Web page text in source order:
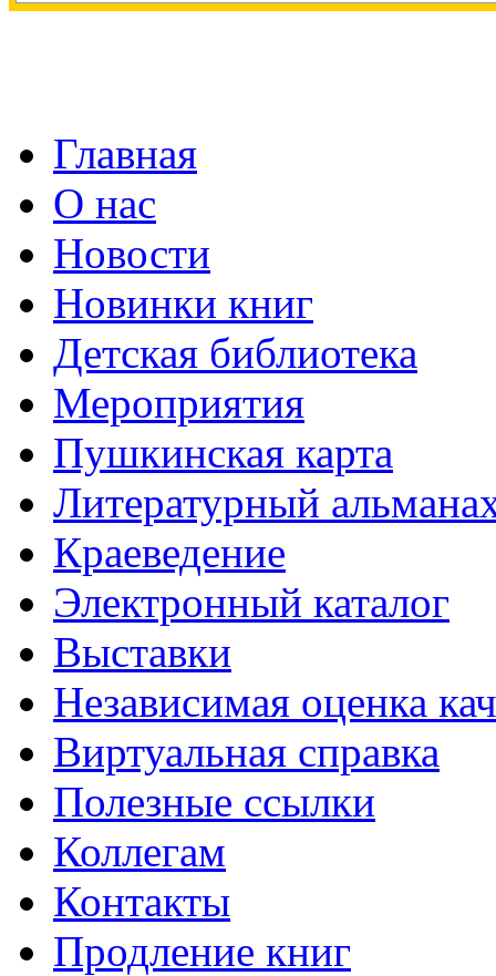
Главная
О нас
Новости
Новинки книг
Детская библиотека
Мероприятия
Пушкинская карта
Литературный
Краеведение
Электронный каталог
Выставки
Независимая оценка
Виртуальная справка
Полезные ссылки
Коллегам
Контакты
Продление книг